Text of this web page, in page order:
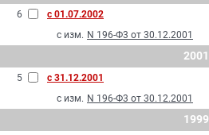
6
с 01.07.2002
с изм. N 196-Ф3 от 30.12.2001
2001
5
с 31.12.2001
с изм. N 196-Ф3 от 30.12.2001
1999